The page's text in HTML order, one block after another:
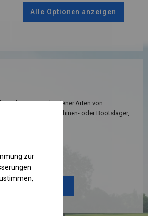
Alle Optionen anzeigen
verschiedener Arten von
Garage, Maschinen- oder Bootslager,
ansehen
zur